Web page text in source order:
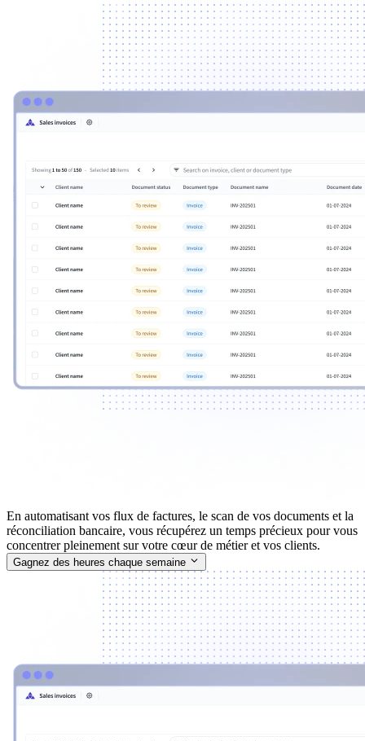
En automatisant vos flux de factures, le scan de vos documents et la
réconciliation bancaire, vous récupérez un temps précieux pour vous
concentrer pleinement sur votre cœur de métier et vos clients.
Gagnez des heures chaque semaine